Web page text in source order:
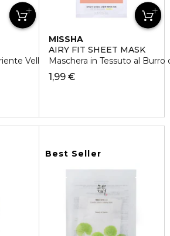
Vellutante
MISSHA
AIRY FIT SHEET MASK
Maschera in Tessuto al Burro
1,99 €
Best Seller